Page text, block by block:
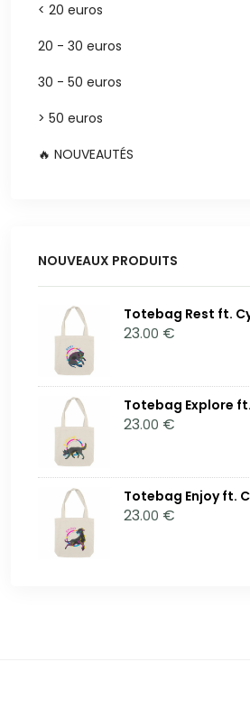
< 20 euros
20 - 30 euros
30 - 50 euros
> 50 euros
🔥 NOUVEAUTÉS
NOUVEAUX PRODUITS
Totebag Rest ft.
23.00 €
Totebag Explore
23.00 €
Totebag Enjoy ft.
23.00 €